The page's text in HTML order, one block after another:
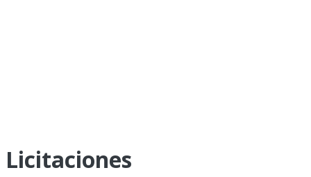
Licitaciones